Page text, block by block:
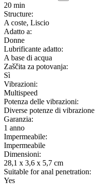
20 min
Structure:
A coste, Liscio
Adatto a:
Donne
Lubrificante adatto:
A base di acqua
Zaščita za potovanja:
Sì
Vibrazioni:
Multispeed
Potenza delle vibrazioni:
Diverse potenze di vibrazione
Garanzia:
1 anno
Impermeabile:
Impermeabile
Dimensioni:
28,1 x 3,6 x 5,7 cm
Suitable for anal penetration:
Yes